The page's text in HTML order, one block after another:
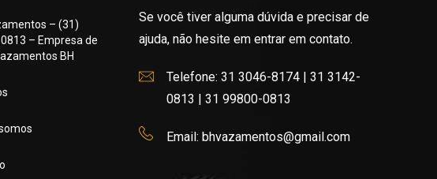
– (31)
– Empresa de
BH
Se você tiver alguma dúvida e precisar de
ajuda, não hesite em entrar em contato.
Telefone: 31 3046-8174 | 31 3142-
0813 | 31 99800-0813
Email: bhvazamentos@gmail.com